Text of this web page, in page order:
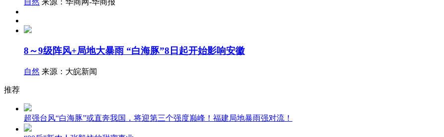
自然 来源：华商网-华商报
8～9级阵风+局地大暴雨 “白海豚”8日起开始影响安徽
自然 来源：大皖新闻
推荐
超强台风“白海豚”或直奔我国，将迎第三个强度巅峰！福建局地暴雨强对流！